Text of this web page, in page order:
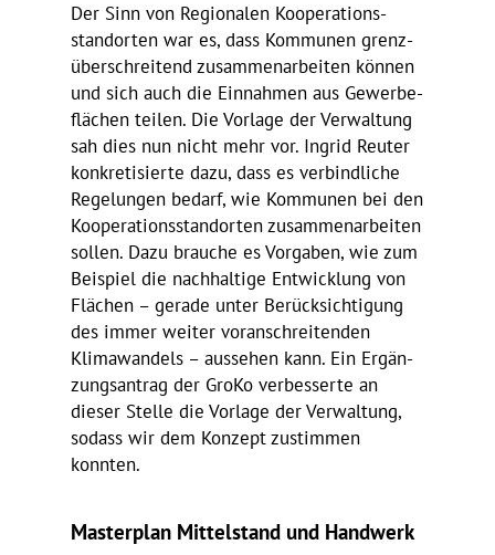
Der Sinn von Regio­nalen Koope­ra­ti­ons­
stand­orten war es, dass Kommunen grenz­
über­schrei­tend zusam­men­ar­beiten können
und sich auch die Einnahmen aus Gewer­be­
flä­chen teilen. Die Vorlage der Verwal­tung
sah dies nun nicht mehr vor. Ingrid Reuter
konkre­ti­sierte dazu, dass es verbind­liche
Rege­lungen bedarf, wie Kommunen bei den
Koope­ra­ti­ons­stand­orten zusam­men­ar­beiten
sollen. Dazu brauche es Vorgaben, wie zum
Beispiel die nach­hal­tige Entwick­lung von
Flächen – gerade unter Berück­sich­ti­gung
des immer weiter voran­schrei­tenden
Klima­wan­dels – aussehen kann. Ein Ergän­
zungs­an­trag der GroKo verbes­serte an
dieser Stelle die Vorlage der Verwal­tung,
sodass wir dem Konzept zustimmen
konnten.
Master­plan Mittel­stand und Handwerk